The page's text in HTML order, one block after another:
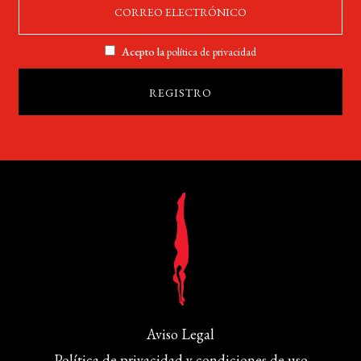
Acepto lapolítica de privacidad
Aviso Legal